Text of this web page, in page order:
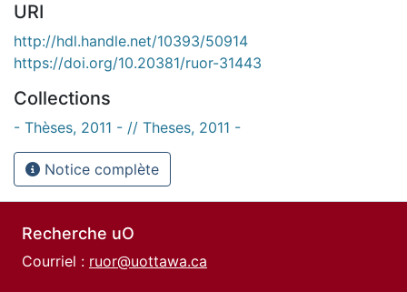
URI
http://hdl.handle.net/10393/50914
https://doi.org/10.20381/ruor-31443
Collections
- Thèses, 2011 - // Theses, 2011 -
Notice complète
Recherche uO
Courriel : ruor@uottawa.ca